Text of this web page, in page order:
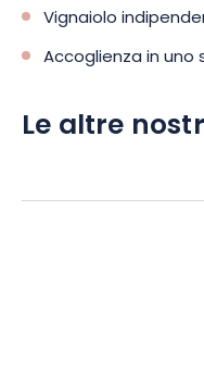
Vignaiolo
Accoglienza in
Le altre